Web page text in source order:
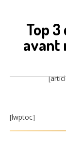
Top 3
avant
[lwptoc]